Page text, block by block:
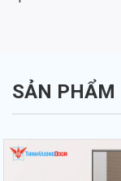
SẢN PHẨM